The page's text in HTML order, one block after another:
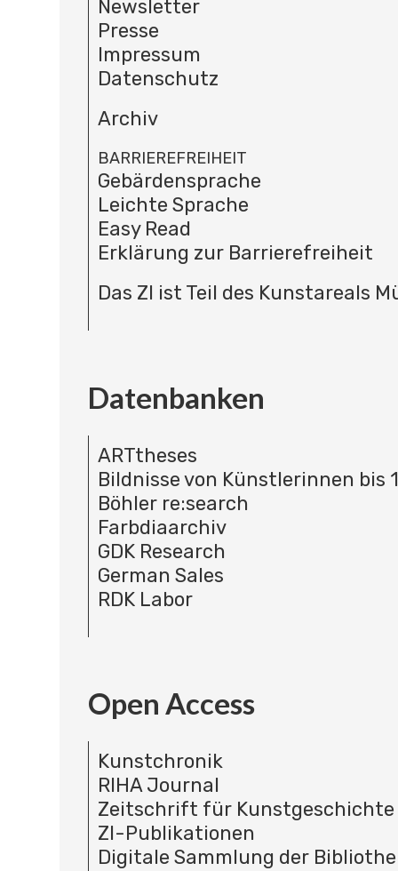
Newsletter
Presse
Impressum
Datenschutz
Archiv
BARRIEREFREIHEIT
Gebärdensprache
Leichte Sprache
Easy Read
Erklärung zur Barrierefreiheit
Das ZI ist Teil des Kunstareals
Datenbanken
ARTtheses
Bildnisse von Künstlerinnen bis
Böhler re:search
Farbdiaarchiv
GDK Research
German Sales
RDK Labor
Open Access
Kunstchronik
RIHA Journal
Zeitschrift für Kunstgeschichte
ZI-Publikationen
Digitale Sammlung der